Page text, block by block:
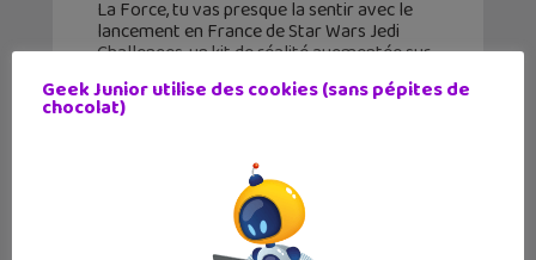
La Force, tu vas presque la sentir avec le
lancement en France de Star Wars Jedi
Challenges, un kit de réalité augmentée sur
le thème de Star Wars. Petit Padawan, tu as
toujours rêvé de combattre
Geek Junior utilise des cookies (sans pépites de
chocolat)